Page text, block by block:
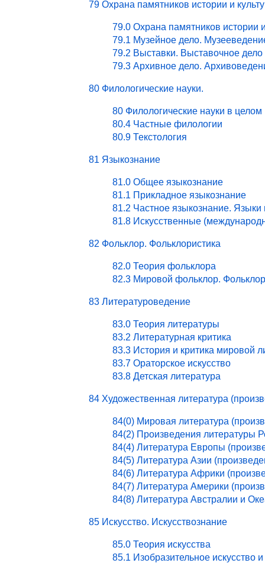
79 Охрана памятников истории и
79.0 Охрана памятников истории
79.1 Музейное дело.
79.2 Выставки. Выставочное дело
79.3 Архивное дело.
80 Филологические науки.
80 Филологические науки в целом
80.4 Частные филологии
80.9 Текстология
81 Языкознание
81.0 Общее языкознание
81.1 Прикладное языкознание
81.2 Частное языкознание. Языки
81.8 Искусственные
82 Фольклор. Фольклористика
82.0 Теория фольклора
82.3 Мировой фольклор.
83 Литературоведение
83.0 Теория литературы
83.2 Литературная критика
83.3 История и критика мировой
83.7 Ораторское искусство
83.8 Детская литература
84 Художественная литература
84(0) Мировая литература
84(2) Произведения литературы
84(4) Литература Европы
84(5) Литература Азии
84(6) Литература Африки
84(7) Литература Америки
84(8) Литература Австралии и
85 Искусство. Искусствознание
85.0 Теория искусства
85.1 Изобразительное искусство и